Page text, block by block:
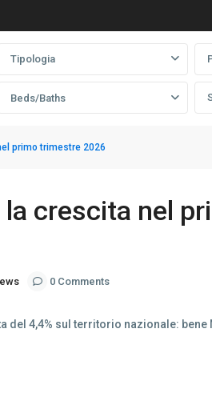
Tipologia
Beds/Baths
primo trimestre 2026
la crescita nel
0 Comments
4,4% sul territorio nazionale: bene